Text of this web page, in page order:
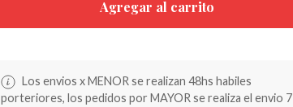
Agregar al carrito
Los envios x MENOR se realizan 48hs habiles
porteriores, los pedidos por MAYOR se realiza el envio 7